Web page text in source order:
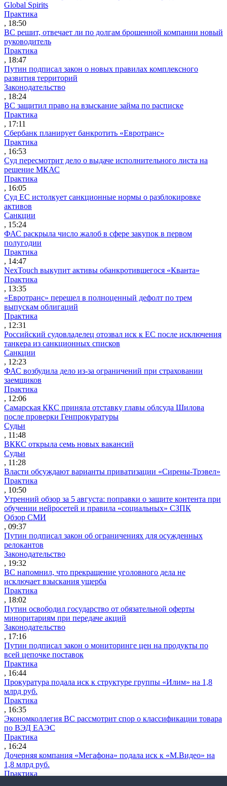
Global Spirits
Практика
, 18:50
ВС решит, отвечает ли по долгам брошенной компании новый
руководитель
Практика
, 18:47
Путин подписал закон о новых правилах комплексного
развития территорий
Законодательство
, 18:24
ВС защитил право на взыскание займа по расписке
Практика
, 17:11
Сбербанк планирует банкротить «Евротранс»
Практика
, 16:53
Суд пересмотрит дело о выдаче исполнительного листа на
решение МКАС
Практика
, 16:05
Суд ЕС истолкует санкционные нормы о разблокировке
активов
Санкции
, 15:24
ФАС раскрыла число жалоб в сфере закупок в первом
полугодии
Практика
, 14:47
NexTouch выкупит активы обанкротившегося «Кванта»
Практика
, 13:35
«Евротранс» перешел в полноценный дефолт по трем
выпускам облигаций
Практика
, 12:31
Российский судовладелец отозвал иск к ЕС после исключения
танкера из санкционных списков
Санкции
, 12:23
ФАС возбудила дело из-за ограничений при страховании
заемщиков
Практика
, 12:06
Самарская ККС приняла отставку главы облсуда Шилова
после проверки Генпрокуратуры
Судьи
, 11:48
ВККС открыла семь новых вакансий
Судьи
, 11:28
Власти обсуждают варианты приватизации «Сирены-Трэвел»
Практика
, 10:50
Утренний обзор за 5 августа: поправки о защите контента при
обучении нейросетей и правила «социальных» СЗПК
Обзор СМИ
, 09:37
Путин подписал закон об ограничениях для осужденных
релокантов
Законодательство
, 19:32
ВС напомнил, что прекращение уголовного дела не
исключает взыскания ущерба
Практика
, 18:02
Путин освободил государство от обязательной оферты
миноритариям при передаче акций
Законодательство
, 17:16
Путин подписал закон о мониторинге цен на продукты по
всей цепочке поставок
Практика
, 16:44
Прокуратура подала иск к структуре группы «Илим» на 1,8
млрд руб.
Практика
, 16:35
Экономколлегия ВС рассмотрит спор о классификации товара
по ВЭД ЕАЭС
Практика
, 16:24
Дочерняя компания «Мегафона» подала иск к «М.Видео» на
1,8 млрд руб.
Практика